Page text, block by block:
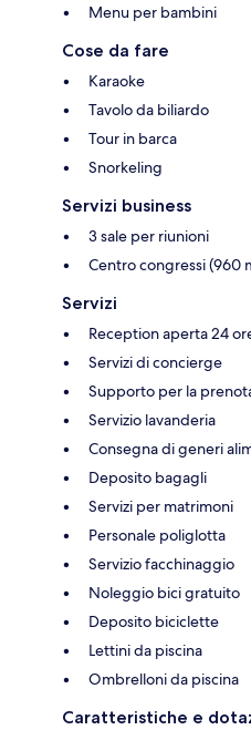
Menu per bambini
Cose da fare
Karaoke
Tavolo da biliardo
Tour in barca
Snorkeling
Servizi business
3 sale per riunioni
Centro congressi (960
Servizi
Reception aperta 24
Servizi di concierge
Supporto per la
Servizio lavanderia
Consegna di generi
Deposito bagagli
Servizi per matrimoni
Personale poliglotta
Servizio facchinaggio
Noleggio bici gratuito
Deposito biciclette
Lettini da piscina
Ombrelloni da piscina
Caratteristiche e